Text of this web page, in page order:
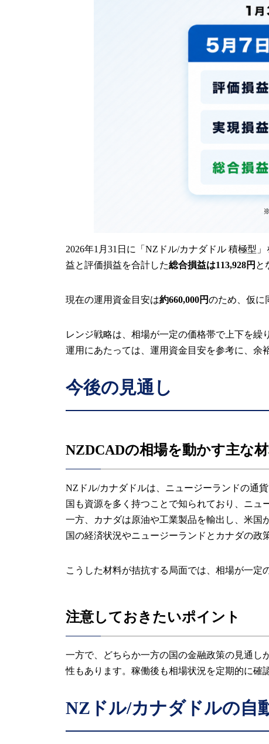
2026年1月31日に「NZドル/カナダドル 積極型
益と評価損益を合計した総合損益は113,928円 と
現在の運用資金目安は約660,000円のため、仮に
レンジ戦略は、相場が一定の価格帯で上下を繰
運用にあたっては、運用資金目安を参考に、余
今後の見通し
NZDCADの相場を動かす主な
NZドル/カナダドルは、ニュージーランドの通
国も資源を多く持つことで知られており、ニュ
一方、カナダは原油や工業製品を輸出し、米国
国の経済状況やニュージーランドとカナダの政
こうした材料が拮抗する局面では、相場が一定
注意しておきたいポイント
一方で、どちらか一方の国の金融政策の見通し
性もあります。稼働後も相場状況を定期的に確
NZドル/カナダドルの自